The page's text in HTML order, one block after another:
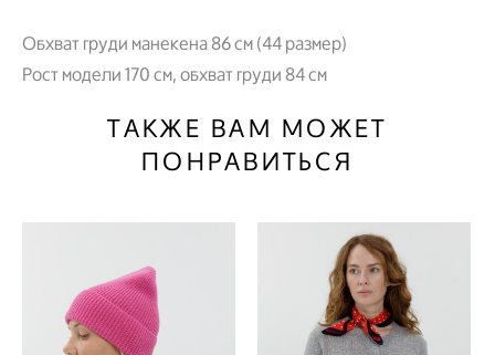
Обхват груди манекена 86 см (44 размер)
Рост модели 170 см, обхват груди 84 см
ТАКЖЕ ВАМ МОЖЕТ
ПОНРАВИТЬСЯ